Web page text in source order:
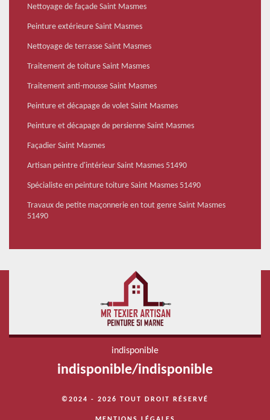
Nettoyage de façade Saint Masmes
Peinture extérieure Saint Masmes
Nettoyage de terrasse Saint Masmes
Traitement de toiture Saint Masmes
Traitement anti-mousse Saint Masmes
Peinture et décapage de volet Saint Masmes
Peinture et décapage de persienne Saint Masmes
Façadier Saint Masmes
Artisan peintre d'intérieur Saint Masmes 51490
Spécialiste en peinture toiture Saint Masmes 51490
Travaux de petite maçonnerie en tout genre Saint Masmes
51490
indisponible
indisponible/indisponible
©2024 - 2026 TOUT DROIT RÉSERVÉ